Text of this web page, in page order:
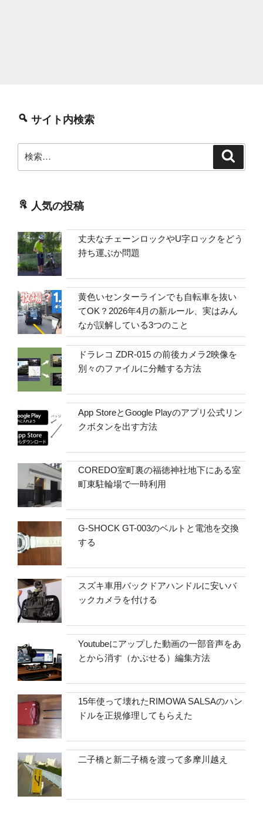
サイト内検索
索:
人気の投稿
丈夫なチェーンロックやU字ロックをどう
持ち運ぶか問題
黄色いセンターラインでも自転車を抜い
てOK？2026年4月の新ルール、実はみん
なが誤解している3つのこと
ドラレコ ZDR-015 の前後カメラ2映像を
別々のファイルに分離する方法
App StoreとGoogle Playのアプリ公式リン
クボタンを出す方法
COREDO室町裏の福徳神社地下にある室
町東駐輪場で一時利用
G-SHOCK GT-003のベルトと電池を交換
する
スズキ車用バックドアハンドルに安いバ
ックカメラを付ける
Youtubeにアップした動画の一部音声をあ
とから消す（かぶせる）編集方法
15年使って壊れたRIMOWA SALSAのハン
ドルを正規修理してもらえた
二子橋と新二子橋を渡って多摩川越え